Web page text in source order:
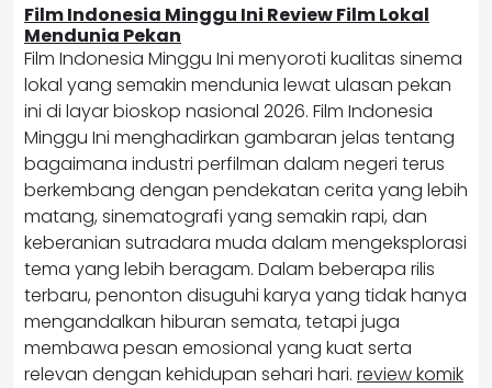
Film Indonesia Minggu Ini Review Film Lokal
Mendunia Pekan
Film Indonesia Minggu Ini menyoroti kualitas sinema
lokal yang semakin mendunia lewat ulasan pekan
ini di layar bioskop nasional 2026. Film Indonesia
Minggu Ini menghadirkan gambaran jelas tentang
bagaimana industri perfilman dalam negeri terus
berkembang dengan pendekatan cerita yang lebih
matang, sinematografi yang semakin rapi, dan
keberanian sutradara muda dalam mengeksplorasi
tema yang lebih beragam. Dalam beberapa rilis
terbaru, penonton disuguhi karya yang tidak hanya
mengandalkan hiburan semata, tetapi juga
membawa pesan emosional yang kuat serta
relevan dengan kehidupan sehari hari. review komik